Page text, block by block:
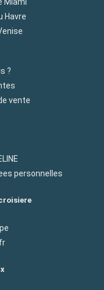
Havre
?
vente
personnelles